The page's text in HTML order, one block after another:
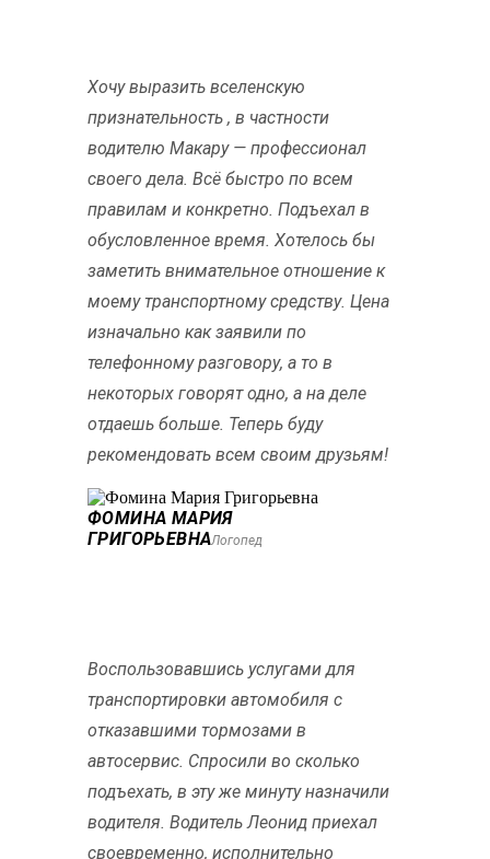
Хочу выразить вселенскую
признательность , в частности
водителю Макару — профессионал
своего дела. Всё быстро по всем
правилам и конкретно. Подъехал в
обусловленное время. Хотелось бы
заметить внимательное отношение к
моему транспортному средству. Цена
изначально как заявили по
телефонному разговору, а то в
некоторых говорят одно, а на деле
отдаешь больше. Теперь буду
рекомендовать всем своим друзьям!
ФОМИНА МАРИЯ
ГРИГОРЬЕВНАЛогопед
Воспользовавшись услугами для
транспортировки автомобиля с
отказавшими тормозами в
автосервис. Спросили во сколько
подъехать, в эту же минуту назначили
водителя. Водитель Леонид приехал
своевременно, исполнительно